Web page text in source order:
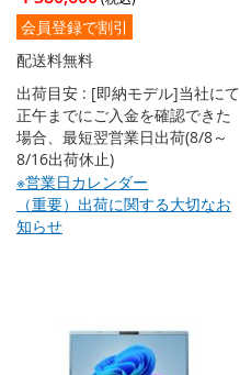
会員登録で割引
配送料無料
出荷目安 : [即納モデル]当社にて
正午までにご入金を確認できた
場合、最短翌営業日出荷(8/8～
8/16出荷休止)
※営業日カレンダー
（重要）出荷に関する大切なお
知らせ